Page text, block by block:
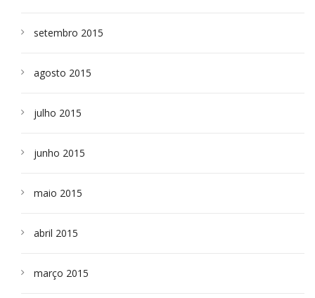
setembro 2015
agosto 2015
julho 2015
junho 2015
maio 2015
abril 2015
março 2015